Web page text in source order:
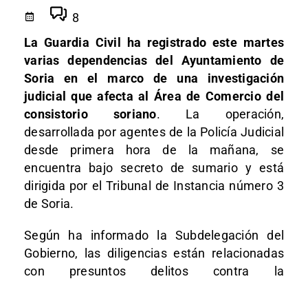
8
La Guardia Civil ha registrado este martes
varias dependencias del Ayuntamiento de
Soria en el marco de una investigación
judicial que afecta al Área de Comercio del
consistorio soriano. La operación,
desarrollada por agentes de la Policía Judicial
desde primera hora de la mañana, se
encuentra bajo secreto de sumario y está
dirigida por el Tribunal de Instancia número 3
de Soria.
Según ha informado la Subdelegación del
Gobierno, las diligencias están relacionadas
con presuntos delitos contra la